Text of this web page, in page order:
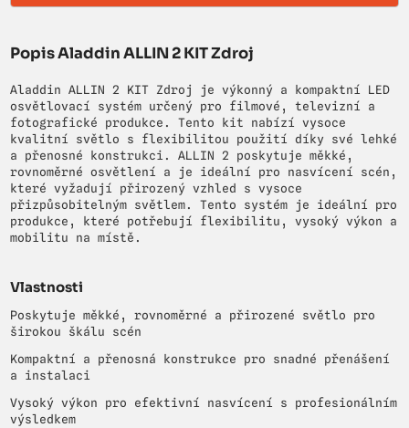
Popis Aladdin ALLIN 2 KIT Zdroj
Aladdin ALLIN 2 KIT Zdroj je výkonný a kompaktní LED
osvětlovací systém určený pro filmové, televizní a
fotografické produkce. Tento kit nabízí vysoce
kvalitní světlo s flexibilitou použití díky své lehké
a přenosné konstrukci. ALLIN 2 poskytuje měkké,
rovnoměrné osvětlení a je ideální pro nasvícení scén,
které vyžadují přirozený vzhled s vysoce
přizpůsobitelným světlem. Tento systém je ideální pro
produkce, které potřebují flexibilitu, vysoký výkon a
mobilitu na místě.
Vlastnosti
Poskytuje měkké, rovnoměrné a přirozené světlo pro
širokou škálu scén
Kompaktní a přenosná konstrukce pro snadné přenášení
a instalaci
Vysoký výkon pro efektivní nasvícení s profesionálním
výsledkem